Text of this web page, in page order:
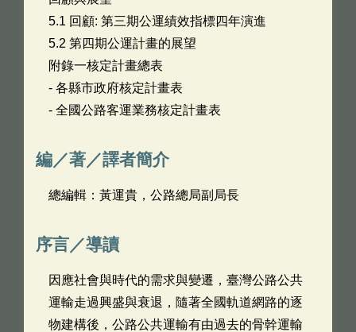
5.1 回顧: 第三期公運績效指標四年演進
5.2 第四期公運計畫的展望
附錄一核定計畫總表
- 各縣市政府核定計畫表
- 全國公路客運業務核定計畫表
編／著／譯者簡介
總編輯：黃運貴，公路總局副局長
序言／導讀
因應社會與時代的需求與變遷，臺灣公路公共
運輸走過興盛與衰退，隨著全國軌道網路的逐
物建構後，公路公共運輸有由過去的骨幹運輸